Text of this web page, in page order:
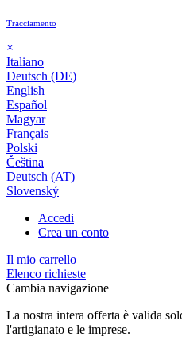
Tracciamento
×
Italiano
Deutsch (DE)
English
Español
Magyar
Français
Polski
Čeština
Deutsch (AT)
Slovenský
Accedi
Crea un conto
Il mio carrello
Elenco richieste
Cambia navigazione
La nostra intera offerta è valida
l'artigianato e le imprese.